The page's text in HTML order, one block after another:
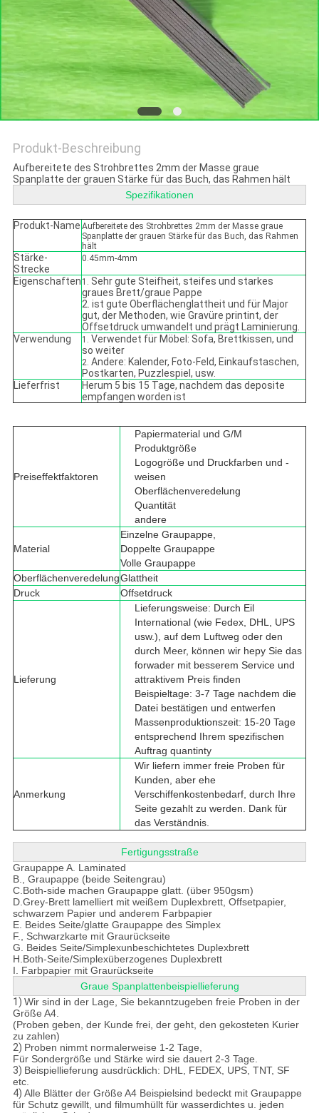
Produkt-Beschreibung
Aufbereitete des Strohbrettes 2mm der Masse graue
Spanplatte der grauen Stärke für das Buch, das Rahmen hält
Spezifikationen
Produkt-Name Aufbereitete des Strohbrettes 2mm der Masse graue
Spanplatte der grauen Stärke für das Buch, das Rahmen
hält
Stärke-
Strecke
0.45mm-4mm
Eigenschaften 1. Sehr gute Steifheit, steifes und starkes
graues Brett/graue Pappe
2. ist gute Oberflächenglattheit und für Major
gut, der Methoden, wie Gravüre printint, der
Offsetdruck umwandelt und prägt Laminierung.
Verwendung
1. Verwendet für Möbel: Sofa, Brettkissen, und
so weiter
2. Andere: Kalender, Foto-Feld, Einkaufstaschen,
Postkarten, Puzzlespiel, usw.
Lieferfrist
Herum 5 bis 15 Tage, nachdem das deposite
empfangen worden ist
Preiseffektfaktoren
Papiermaterial und G/M
Produktgröße
Logogröße und Druckfarben und -
weisen
Oberflächenveredelung
Quantität
andere
Material
Einzelne Graupappe,
Doppelte Graupappe
Volle Graupappe
OberflächenveredelungGlattheit
Druck
Offsetdruck
Lieferung
Lieferungsweise: Durch Eil
International (wie Fedex, DHL, UPS
usw.), auf dem Luftweg oder den
durch Meer, können wir hepy Sie das
forwader mit besserem Service und
attraktivem Preis finden
Beispieltage: 3-7 Tage nachdem die
Datei bestätigen und entwerfen
Massenproduktionszeit: 15-20 Tage
entsprechend Ihrem spezifischen
Auftrag quantinty
Anmerkung
Wir liefern immer freie Proben für
Kunden, aber ehe
Verschiffenkostenbedarf, durch Ihre
Seite gezahlt zu werden. Dank für
das Verständnis.
Fertigungsstraße
Graupappe A. Laminated
B., Graupappe (beide Seitengrau)
C.Both-side machen Graupappe glatt. (über 950gsm)
D.Grey-Brett lamelliert mit weißem Duplexbrett, Offsetpapier,
schwarzem Papier und anderem Farbpapier
E. Beides Seite/glatte Graupappe des Simplex
F., Schwarzkarte mit Graurückseite
G. Beides Seite/Simplexunbeschichtetes Duplexbrett
H.Both-Seite/Simplexüberzogenes Duplexbrett
I. Farbpapier mit Graurückseite
Graue Spanplattenbeispiellieferung
1) Wir sind in der Lage, Sie bekanntzugeben freie Proben in der
Größe A4.
(Proben geben, der Kunde frei, der geht, den gekosteten Kurier
zu zahlen)
2) Proben nimmt normalerweise 1-2 Tage,
Für Sondergröße und Stärke wird sie dauert 2-3 Tage.
3) Beispiellieferung ausdrücklich: DHL, FEDEX, UPS, TNT, SF
etc.
4) Alle Blätter der Größe A4 Beispielsind bedeckt mit Graupappe
für Schutz gewillt, und filmumhüllt für wasserdichtes u. jeden